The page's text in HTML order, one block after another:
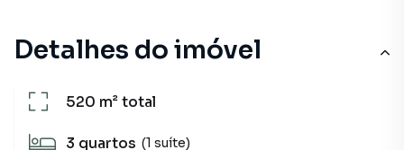
Detalhes do imóvel
520 m²total
3 quartos (1 suíte)